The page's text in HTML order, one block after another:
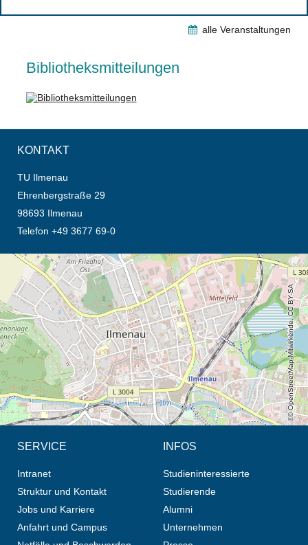
alle Veranstaltungen
Bibliotheksmitteilungen
KONTAKT
TU Ilmenau
Ehrenbergstraße 29
98693 Ilmenau
Telefon +49 3677 69-0
Öffnet die Anfahrtsbeschreibung in neuem Tab (Karte)
© OpenStreetMap-Mitwirkende, CC BY-SA
SERVICE
Intranet
Struktur und Kontakt
Jobs und Karriere
Anfahrt und Campus
INFOS
Studieninteressierte
Studierende
Alumni
Unternehmen